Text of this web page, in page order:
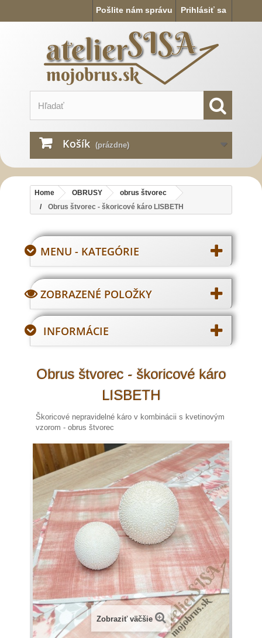
Prihlásiť sa
Pošlite nám správu
Košík (prázdne)
Home OBRUSY
obrus štvorec
Obrus štvorec - škoricové káro LISBETH
MENU - KATEGÓRIE
ZOBRAZENÉ POLOŽKY
INFORMÁCIE
Obrus štvorec - škoricové káro
LISBETH
Škoricové nepravidelné káro v kombinácii s kvetinovým
vzorom - obrus štvorec
Zobraziť väčšie